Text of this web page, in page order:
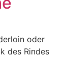
oder
des Rindes